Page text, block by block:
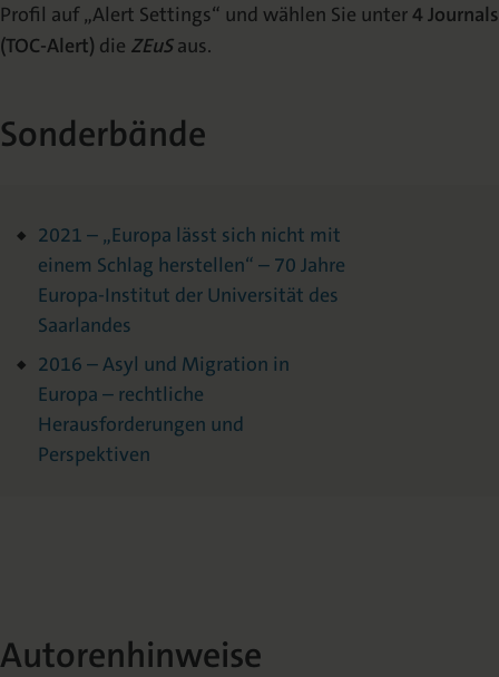
Profil auf „Alert Settings“ und wählen Sie unter4 Journals
(TOC-Alert) die ZEuSaus.
Sonderbände
2021 – „Europa lässt sich nicht mit
einem Schlag herstellen“ – 70 Jahre
Europa-Institut der Universität des
Saarlandes
2016 – Asyl und Migration in
Europa – rechtliche
Herausforderungen und
Perspektiven
Autorenhinweise